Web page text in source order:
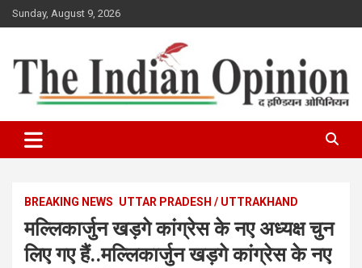
Skip
to
Sunday, August 9, 2026
Indian Opinion News
BREAKING NEWS UTTAR PRADESH / UTTRAKHAND
मल्लिकार्जुन खड़गे कांग्रेस के नए अध्यक्ष चुन
लिए गए हैं..मल्लिकार्जुन खड़गे कांग्रेस के नए